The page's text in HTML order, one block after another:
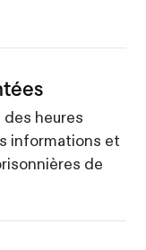
heures
informations et
de